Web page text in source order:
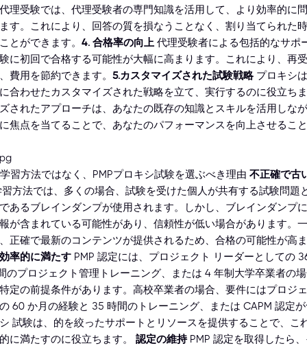
理受験では、代理受験者の専門知識を活用して、より効率的に
す。これにより、回答の質を損なうことなく、割り当てられた
とができます。 4. 合格率の向上 代理受験者による包括的なサポ
に初回で合格する可能性が大幅に高まります。これにより、再
費用を節約できます。 5.カスタマイズされた試験戦略 プロキシ
合わせたカスタマイズされた戦略を立て、実行するのに役立ち
されたアプローチは、あなたの既存の知識とスキルを活用しな
焦点を当てることで、あなたのパフォーマンスを向上させるこ
習方法ではなく、PMPプロキシ試験を選ぶべき理由 不正確で古
方法では、多くの場合、試験を受けた個人が共有する試験問題
あるブレインダンプが使用されます。しかし、ブレインダンプ
が含まれている可能性があり、信頼性が低い場合があります。
正確で最新のコンテンツが提供されるため、合格の可能性が高
率的に満たす PMP 認定には、プロジェクト リーダーとしての
のプロジェクト管理トレーニング、または 4 年制大学卒業者の
定の前提条件があります。高校卒業者の場合、要件にはプロジ
60 か月の経験と 35 時間のトレーニング、または CAPM 認定
試験は、的を絞ったサポートとリソースを提供することで、こ
に満たすのに役立ちます。 認定の維持PMP 認定を取得したら